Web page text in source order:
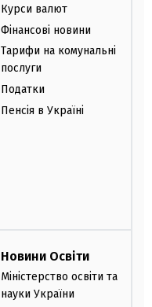
Курси валют
Фінансові новини
Тарифи на комунальні
послуги
Податки
Пенсія в Україні
Новини Освіти
Міністерство освіти та
науки України